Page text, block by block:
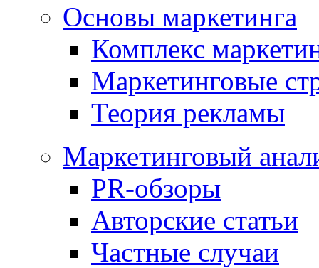
Основы маркетинга
Комплекс
Маркетинговые
Теория рекламы
Маркетинговый
PR-обзоры
Авторские статьи
Частные случаи